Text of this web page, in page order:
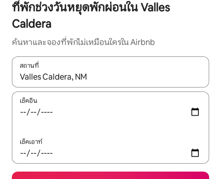
ที่พักช่วงวันหยุดพักผ่อนใน Valles
Caldera
ค้นหาและจองที่พักไม่เหมือนใครใน Airbnb
สถานที่
ใช้ลูกศรขึ้นลง หรือใช้การสัมผัสหรือปัด เพื่อสำรวจผลการค้นหา
เช็คอิน
เช็คเอาท์